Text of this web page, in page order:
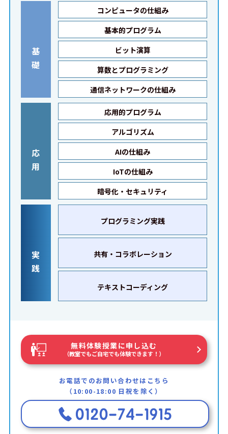
基
礎
コンピュータの仕組み
基本的プログラム
ビット演算
算数とプログラミング
通信ネットワークの仕組み
応
用
応用的プログラム
アルゴリズム
AIの仕組み
IoTの仕組み
暗号化・セキュリティ
実
践
プログラミング実践
共有・コラボレーション
テキストコーディング
無料体験授業に申し込む
（教室でもご自宅でも体験できます！）
お電話でのお問い合わせはこちら
（10:00-18:00 日祝を除く）